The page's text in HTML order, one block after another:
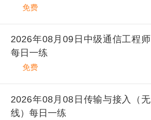
免费
2026年08月09日中级通信工程师
每日一练
免费
2026年08月08日传输与接入（无
线）每日一练